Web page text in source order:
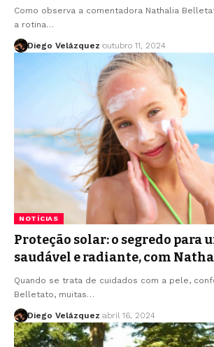
Como observa a comentadora Nathalia
a rotina…
Diego Velázquez outubro 11, 2024
NOTÍCIAS
Proteção solar: o segredo para
saudável e radiante, com
Quando se trata de cuidados com a pele,
Belletato, muitas…
Diego Velázquez abril 16, 2024